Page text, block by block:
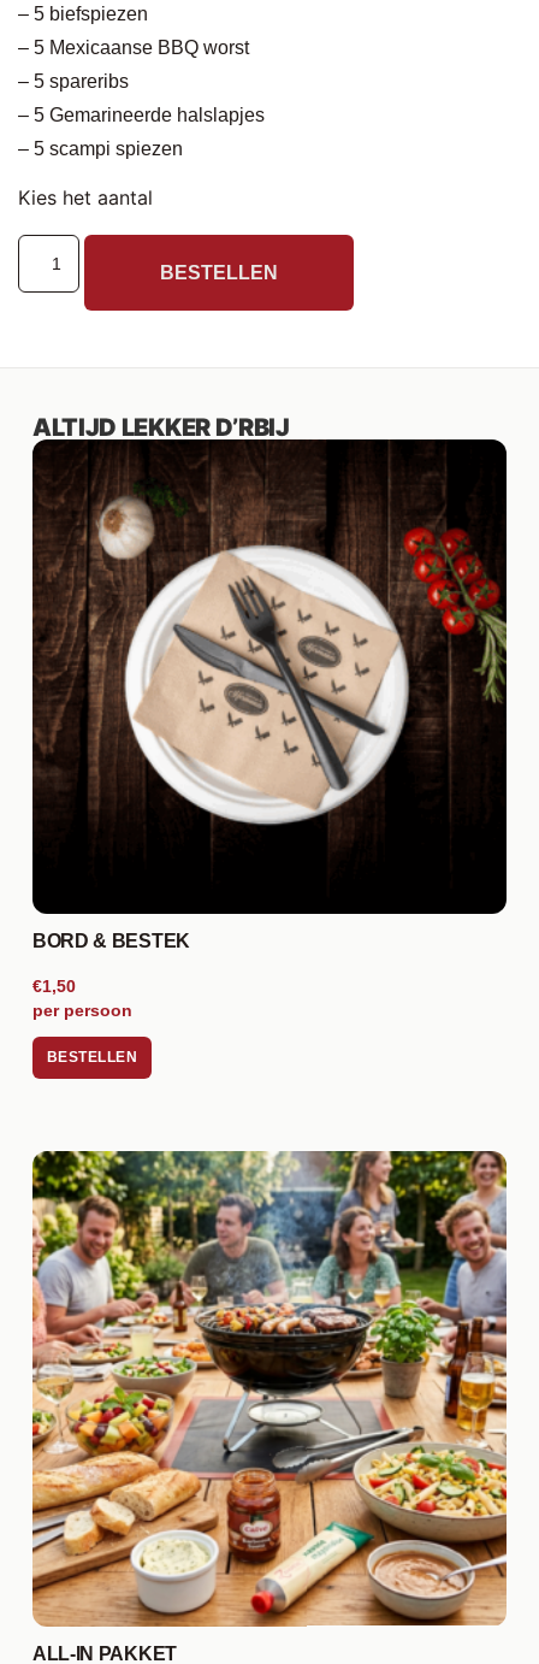
– 5 biefspiezen
– 5 Mexicaanse BBQ worst
– 5 spareribs
– 5 Gemarineerde halslapjes
– 5 scampi spiezen
Kies het aantal
BESTELLEN
ALTIJD LEKKER D’RBIJ
BORD & BESTEK
€1,50
per persoon
BESTELLEN
ALL-IN PAKKET